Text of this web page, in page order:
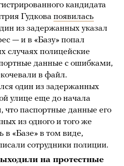
кандидата
Гудкова появилась
из задержанных указал
— и в «Базу» попал
случаях полицейские
данные с ошибками,
в файл.
один из задержанных
улице еще до начала
что паспортные данные его
из одного и того же
в «Базе» в том виде,
сотрудники полиции.
на протестные